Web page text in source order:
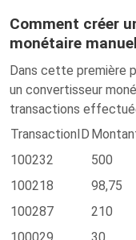
Comment créer
monétaire
Dans cette première
un convertisseur
transactions
TransactionID
100232
500
100218
98,75
100287
210